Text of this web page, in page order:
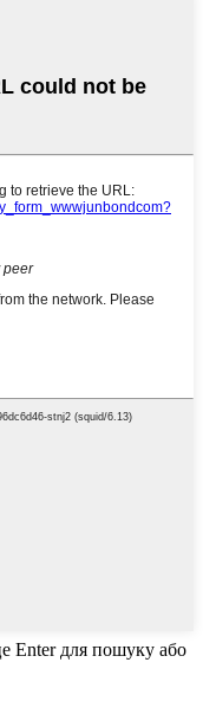
Enter для пошуку або